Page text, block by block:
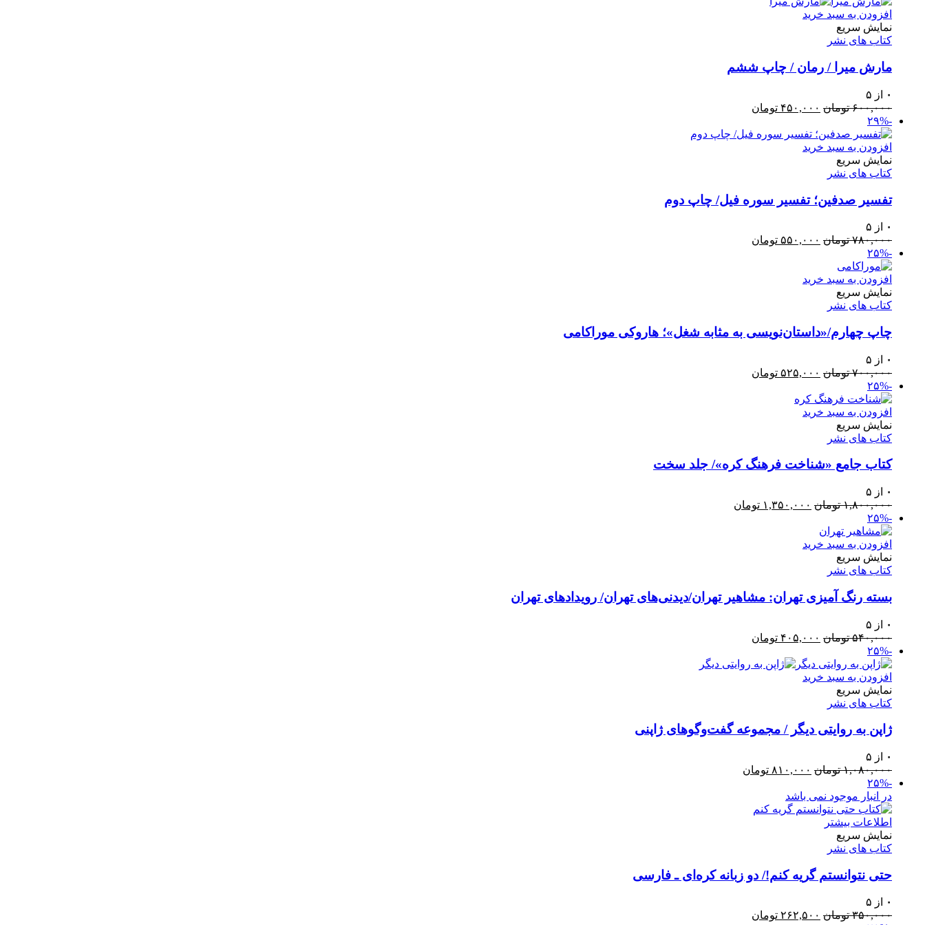
افزودن به سبد خرید
نمایش سریع
کتاب های نشر
مارش میرا / رمان / چاپ ششم
۰
از ۵
۶۰۰,۰۰۰ تومان قیمت
۶۰۰,۰۰۰ تومان
بود.
۴۵۰,۰۰۰ تومان
۴۵۰,۰۰۰ تومان.
-۲۹%
افزودن به سبد خرید
نمایش سریع
کتاب های نشر
تفسیر صدفین؛ تفسیر سوره فیل/ چاپ دوم
۰
از ۵
۷۸۰,۰۰۰ تومان قیمت
بود.
۵۵۰,۰۰۰ تومان
-۲۵%
افزودن به سبد خرید
نمایش سریع
کتاب های نشر
چاپ چهارم/«داستان‌نویسی به مثابه شغل»؛ هاروکی موراکامی
۰
از ۵
۷۰۰,۰۰۰ تومان قیمت
بود.
۵۲۵,۰۰۰ تومان
-۲۵%
افزودن به سبد خرید
نمایش سریع
کتاب های نشر
کتاب جامع «شناخت فرهنگ کره»/ جلد سخت
۰
از ۵
۱,۸۰۰,۰۰۰ تومان قیمت
بود.
۱,۳۵۰,۰۰۰ تومان
-۲۵%
افزودن به سبد خرید
نمایش سریع
کتاب های نشر
بسته رنگ آمیزی تهران: مشاهیر تهران/دیدنی‌های تهران/ رویدادهای تهران
۰
از ۵
۵۴۰,۰۰۰ تومان قیمت
۵۴۰,۰۰۰ تومان
بود.
۴۰۵,۰۰۰ تومان
۴۰۵,۰۰۰ تومان.
-۲۵%
افزودن به سبد خرید
نمایش سریع
کتاب های نشر
ژاپن به روایتی دیگر / مجموعه گفت‌وگوهای ژاپنی
۰
از ۵
۱,۰۸۰,۰۰۰ تومان قیمت
بود.
۸۱۰,۰۰۰ تومان
-۲۵%
در انبار موجود نمی باشد
اطلاعات بیشتر
نمایش سریع
کتاب های نشر
حتی نتوانستم گریه کنم!/ دو زبانه کره‌ای ـ فارسی
۰
از ۵
۳۵۰,۰۰۰ تومان قیمت
۲۶۲,۵۰۰ تومان